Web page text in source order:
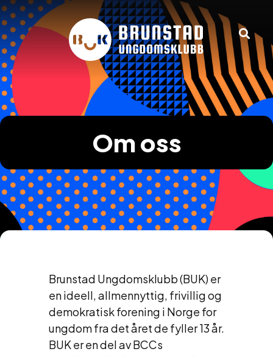
Om oss
Brunstad Ungdomsklubb (BUK) er
en ideell, allmennyttig, frivillig og
demokratisk forening i Norge for
ungdom fra det året de fyller 13 år.
BUK er en del av BCCs